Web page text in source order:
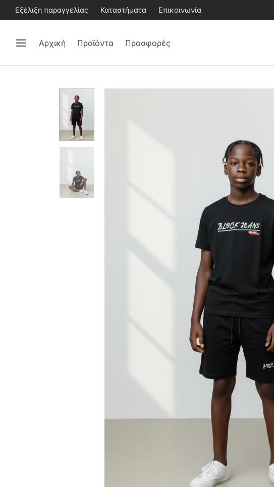
Εξέλιξη παραγγελίας Καταστήματα Επικοινωνία
Αρχική Προϊόντα Προσφορές